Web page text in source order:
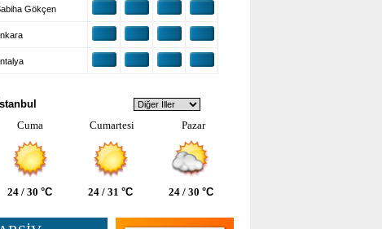
Gökçen
Cuma
Cumartesi Pazar
24 / 30 °C 24 / 31 °C 24 / 30 °C